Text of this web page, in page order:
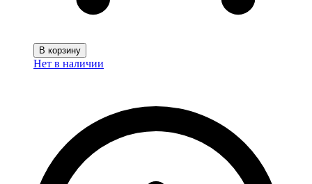
В корзину
Нет в наличии